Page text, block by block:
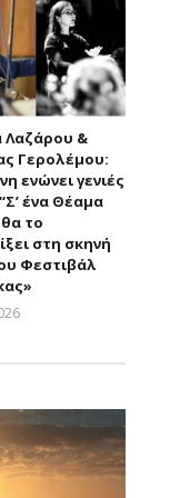
Λαζάρου &
Γερολέμου:
ενώνει γενιές
ένα Θέαμα
θα το
στη σκηνή
Φεστιβάλ